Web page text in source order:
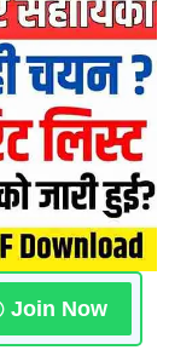
Join Now